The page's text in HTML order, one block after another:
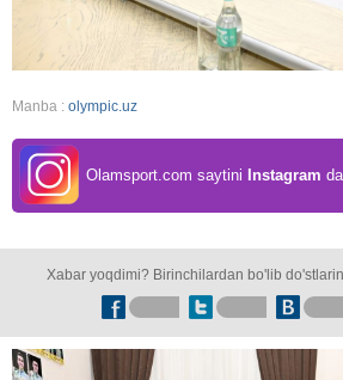
Manba : olympic.uz
Olamsport.com saytini Instagram
Xabar yoqdimi? Birinchilardan bo'lib